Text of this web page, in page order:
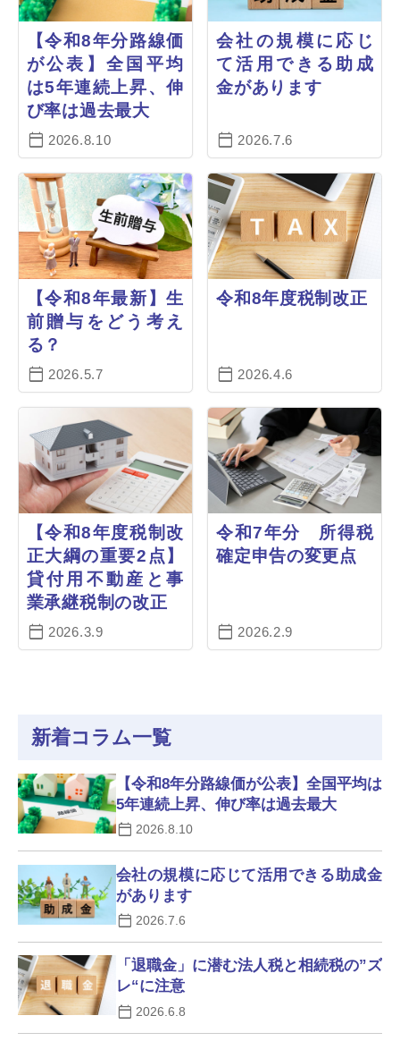
【令和8年分路線価
が公表】全国平均
は5年連続上昇、伸
び率は過去最大
2026.8.10
会社の規模に応じ
て活用できる助成
金があります
2026.7.6
【令和8年最新】生
前贈与をどう考え
る？
2026.5.7
令和8年度税制改正
2026.4.6
【令和8年度税制改
正大綱の重要2点】
貸付用不動産と事
業承継税制の改正
2026.3.9
令和7年分 所得税
確定申告の変更点
2026.2.9
新着コラム一覧
【令和8年分路線価が公表】全国平均は
5年連続上昇、伸び率は過去最大
2026.8.10
会社の規模に応じて活用できる助成金
があります
2026.7.6
「退職金」に潜む法人税と相続税の”ズ
レ“に注意
2026.6.8